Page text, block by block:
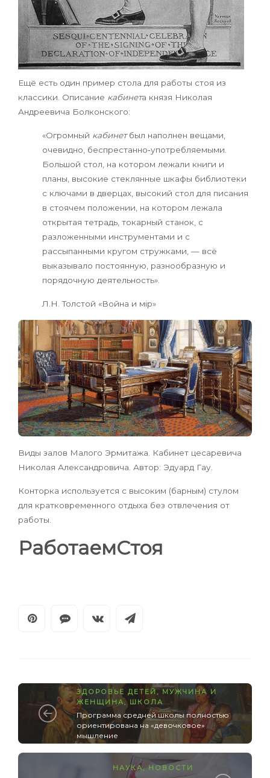
Ещё есть один пример стола для работы стоя из
классики. Описание кабинета князя Николая
Андреевича Болконского:
«Огромный кабинетбыл наполнен вещами,
очевидно, беспрестанно‑употребляемыми.
Большой стол, на котором лежали книги и
планы, высокие стеклянные шкафы библиотеки
с ключами в дверцах, высокий стол для писания
в стоячем положении, на котором лежала
открытая тетрадь, токарный станок, с
разложенными инструментами и с
рассыпанными кругом стружками, — всё
выказывало постоянную, разнообразную и
порядочную деятельность».
Л.Н. Толстой «Война и мiр»
Виды залов Малого Эрмитажа. Кабинет цесаревича
Николая Александровича. Автор: Эдуард Гау.
Конторка используется с высоким (барным) стулом
для кратковременного отдыха без отвлечения от
работы.
РаботаемСтоя
ЗДОРОВЬЕ ДЕТЕЙ, МУЖЧИНА И
ЖЕНЩИНА, ШКОЛА
Программа средней школы полностью
ориентирована на «девочковое»
мышление
НАУКА,НОВОСТИ